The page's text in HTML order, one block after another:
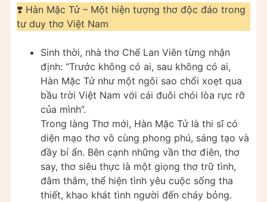
❣️ Hàn Mặc Tử – Một hiện tượng thơ độc đáo trong
tư duy thơ Việt Nam
Sinh thời, nhà thơ Chế Lan Viên từng nhận
định: “Trước không có ai, sau không có ai,
Hàn Mặc Tử như một ngôi sao chổi xoẹt qua
bầu trời Việt Nam với cái đuôi chói lòa rực rỡ
của mình”.
Trong làng Thơ mới, Hàn Mặc Tử là thi sĩ có
diện mạo thơ vô cùng phong phú, sáng tạo và
đầy bí ẩn. Bên cạnh những vần thơ điên, thơ
say, thơ siêu thực là một giọng thơ trữ tình,
đằm thắm, thể hiện tình yêu cuộc sống tha
thiết, khao khát tình người đến cháy bỏng.